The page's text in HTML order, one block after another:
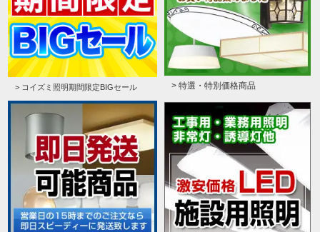
> コイズミ照明期間限定BIGセール > 特選・特別価格商品